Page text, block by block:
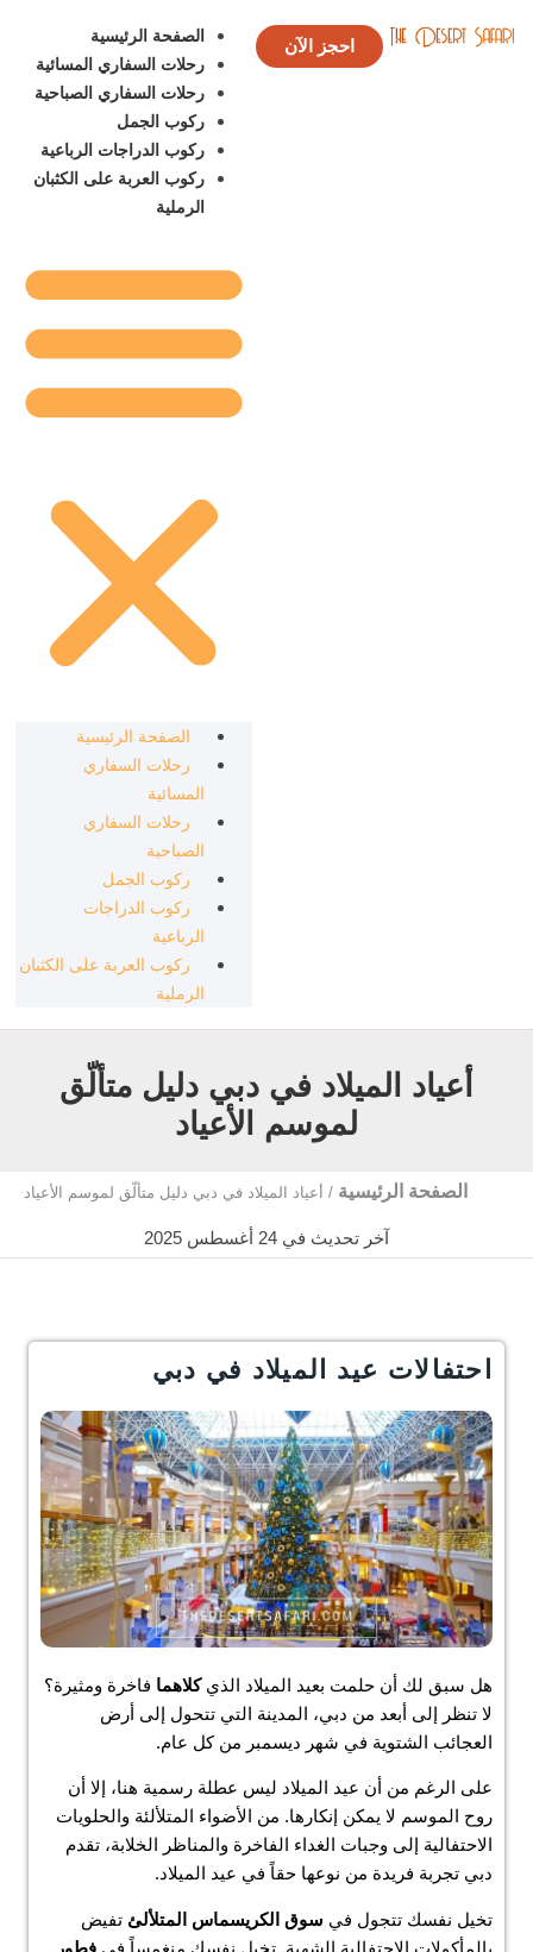
احجز الآن
الصفحة الرئيسية
رحلات السفاري المسائية
رحلات السفاري الصباحية
ركوب الجمل
ركوب الدراجات الرباعية
ركوب العربة على الكثبان
الرملية
الصفحة الرئيسية
رحلات السفاري
المسائية
رحلات السفاري
الصباحية
ركوب الجمل
ركوب الدراجات
الرباعية
ركوب العربة على الكثبان
الرملية
أعياد الميلاد في دبي دليل متألّق
لموسم الأعياد
الصفحة الرئيسية / أعياد الميلاد في دبي دليل متألّق لموسم الأعياد
آخر تحديث في 24 أغسطس 2025
احتفالات عيد الميلاد في دبي
هل سبق لك أن حلمت بعيد الميلاد الذيكلاهما فاخرة ومثيرة؟
لا تنظر إلى أبعد من دبي، المدينة التي تتحول إلى أرض
العجائب الشتوية في شهر ديسمبر من كل عام.
على الرغم من أن عيد الميلاد ليس عطلة رسمية هنا، إلا أن
روح الموسم لا يمكن إنكارها. من الأضواء المتلألئة والحلويات
الاحتفالية إلى وجبات الغداء الفاخرة والمناظر الخلابة، تقدم
دبي تجربة فريدة من نوعها حقاً في عيد الميلاد.
تخيل نفسك تتجول في سوق الكريسماس المتلألئ تفيض
بالمأكولات الاحتفالية الشهية. تخيل نفسك منغمساً في فطور